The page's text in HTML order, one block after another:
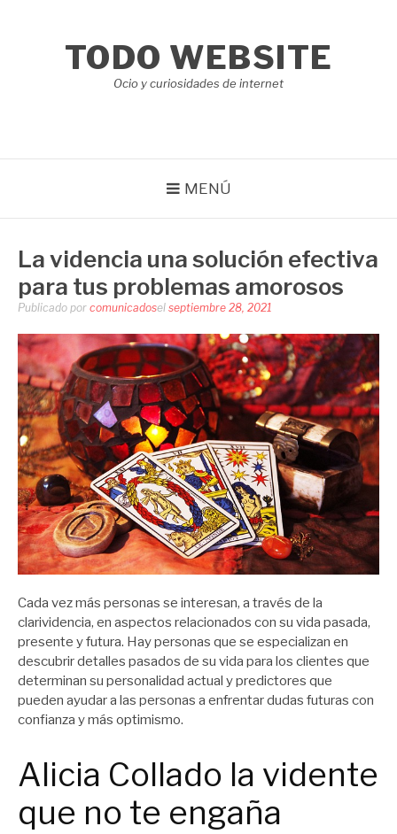
TODO WEBSITE
Ocio y curiosidades de internet
MENÚ
La videncia una solución efectiva
para tus problemas amorosos
Publicado por comunicadosel septiembre 28, 2021
Cada vez más personas se interesan, a través de la
clarividencia, en aspectos relacionados con su vida pasada,
presente y futura. Hay personas que se especializan en
descubrir detalles pasados ​​de su vida para los clientes que
determinan su personalidad actual y predictores que
pueden ayudar a las personas a enfrentar dudas futuras con
confianza y más optimismo.
Alicia Collado la vidente
que no te engaña